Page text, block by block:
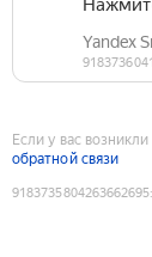
Если у вас
обратной связи
9183735804263662695: